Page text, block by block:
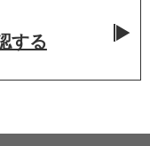
する